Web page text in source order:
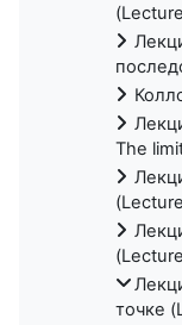
The
точке